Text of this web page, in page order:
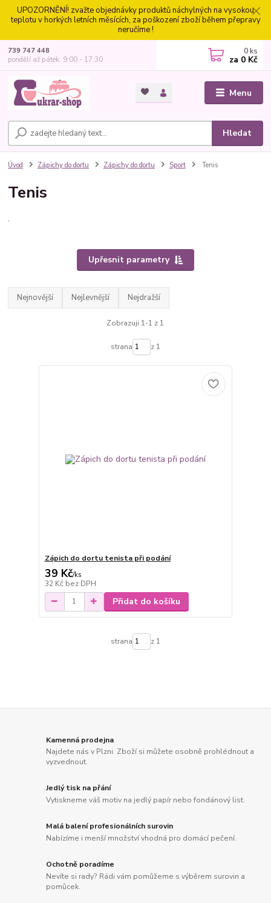
UPOZORNĚNÍ! zvažte objednávky produktů náchylných na vysokou
teplotu v horkých letních měsících, za poškození zboží během přepravy
neručíme !
Menu
Hledat
739 747 448
pondělí až pátek: 9:00 - 17:30
0 ks
za 0 Kč
Úvod Zápichy do dortu Zápichy do dortu Sport Tenis
Tenis
.
Upřesnit parametry
Nejnovější Nejlevnější Nejdražší
Zobrazuji 1-1 z 1
strana z 1
Zápich do dortu tenista při podání
39 Kč/ks
32 Kč bez DPH
Přidat do košíku
strana z 1
Kamenná prodejna
Najdete nás v Plzni. Zboží si můžete osobně prohlédnout a
vyzvednout.
Jedlý tisk na přání
Vytiskneme váš motiv na jedlý papír nebo fondánový list.
Malá balení profesionálních surovin
Nabízíme i menší množství vhodná pro domácí pečení.
Ochotně poradíme
Nevíte si rady? Rádi vám pomůžeme s výběrem surovin a
pomůcek.